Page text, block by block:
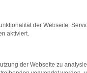
der Webseite.
aktiviert.
der Webseite zu